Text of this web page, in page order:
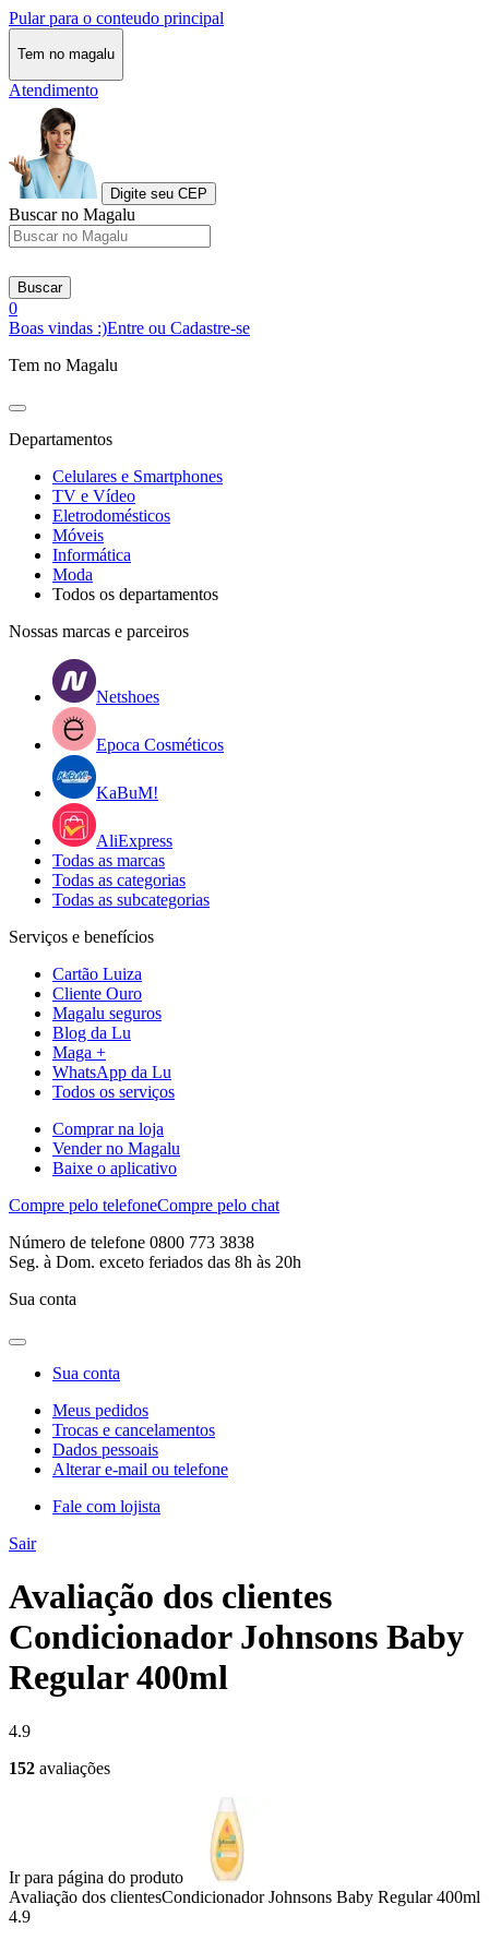
Pular para o conteudo principal
Tem no magalu
Atendimento
Digite seu CEP
Buscar no Magalu
Buscar
0
Boas vindas :)Entre ou Cadastre-se
Tem no Magalu
Departamentos
Celulares e Smartphones
TV e Vídeo
Eletrodomésticos
Móveis
Informática
Moda
Todos os departamentos
Nossas marcas e parceiros
Netshoes
Epoca Cosméticos
KaBuM!
AliExpress
Todas as marcas
Todas as categorias
Todas as subcategorias
Serviços e benefícios
Cartão Luiza
Cliente Ouro
Magalu seguros
Blog da Lu
Maga +
WhatsApp da Lu
Todos os serviços
Comprar na loja
Vender no Magalu
Baixe o aplicativo
Compre pelo telefoneCompre pelo chat
Número de telefone 0800 773 3838
Seg. à Dom. exceto feriados das 8h às 20h
Sua conta
Sua conta
Meus pedidos
Trocas e cancelamentos
Dados pessoais
Alterar e-mail ou telefone
Fale com lojista
Sair
Avaliação dos clientes
Condicionador Johnsons Baby
Regular 400ml
4.9
152 avaliações
Ir para página do produto
Avaliação dos clientesCondicionador Johnsons Baby Regular 400ml
4.9